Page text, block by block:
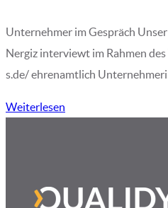
Unternehmer im Gespräch
Nergiz interviewt im Rahmen
s.de/ ehrenamtlich
Weiterlesen